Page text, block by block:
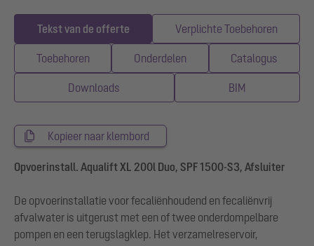
Tekst van de offerte Verplichte Toebehoren
Toebehoren Onderdelen Catalogus
Downloads BIM
Kopieer naar klembord
Opvoerinstall. Aqualift XL 200l Duo, SPF 1500-S3, Afsluiter
De opvoerinstallatie voor fecaliënhoudend en fecaliënvrij
afvalwater is uitgerust met een of twee onderdompelbare
pompen en een terugslagklep. Het verzamelreservoir,